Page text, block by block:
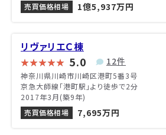
売買価格相場
1億5,937万円
リヴァリエＣ棟
5.0 12件
神奈川県川崎市川崎区港町5番3号
京急大師線「港町駅」より徒歩で2分
2017年3月(築9年)
売買価格相場
7,695万円